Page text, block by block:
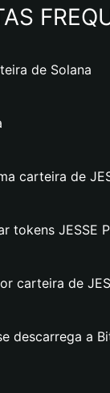
de Solana
carteira de
tokens JESSE
carteira de
descarrega a